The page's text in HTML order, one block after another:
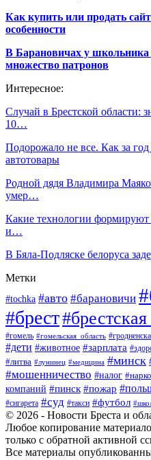
Как купить или продать
особенности
В Барановичах у школьника
множество патронов
Интересное:
Случай в Брестской области:
10…
Подорожало не все. Как за
автотовары
Родной дядя Владимира
умер…
Какие технологии формируют
и…
В Бяла-Подляске белоруса
Метки
#tochka #авто #барановичи
#брест
#гомель #гомельская_область
#дети #животное #зарплата
#литва #лунинец #медицина #минск
#мошенничество #налог
компаний #пинск #пожар
#сигарета #суд #такси #футбол
© 2026 - Новости Бреста и
Любое копирование
только с обратной активной
Все материалы